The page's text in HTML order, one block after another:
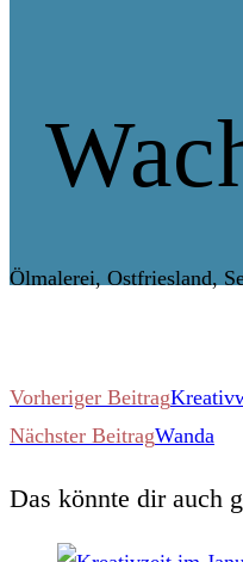
Ölmalerei, Ostfriesland,
Weitere
ansehen
Vorheriger Beitrag
Nächster BeitragWanda
Das könnte dir auch